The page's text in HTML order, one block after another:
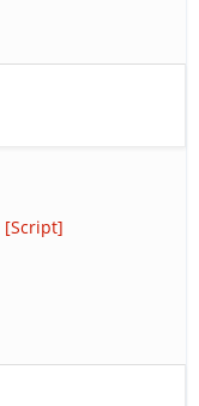
[Script]